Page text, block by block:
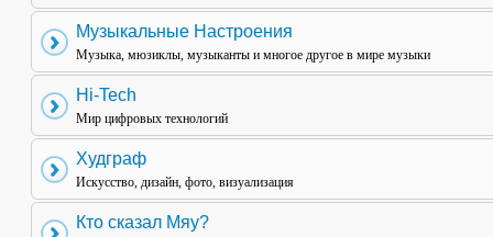
Музыкальные Настроения
Музыка, мюзиклы, музыканты и многое другое в мире музыки
Hi-Tech
Мир цифровых технологий
Худграф
Искусство, дизайн, фото, визуализация
Кто сказал Мяу?